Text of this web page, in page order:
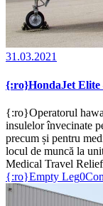
31.03.2021
{:ro}HondaJet Elite
{:ro}Operatorul
insulelor învecinate
precum și pentru
locul de muncă la
Medical Travel
{:ro}Empty Leg0